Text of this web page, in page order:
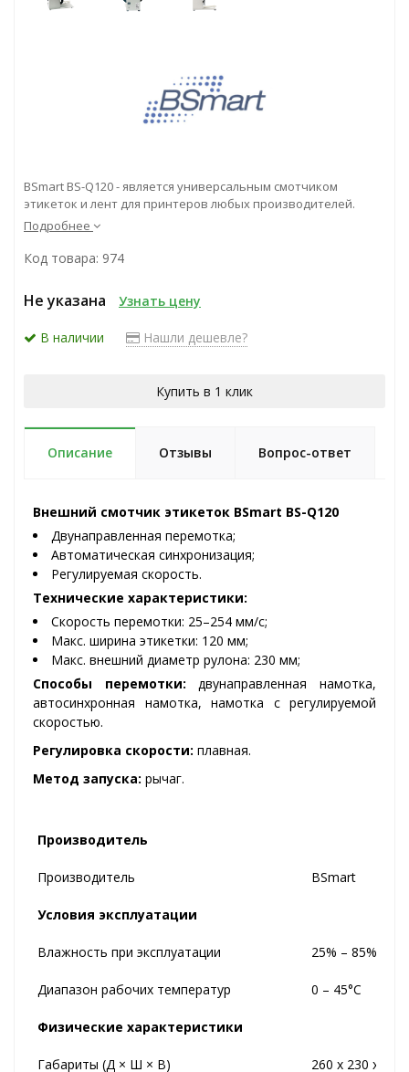
BSmart BS-Q120 - является универсальным смотчиком
этикеток и лент для принтеров любых производителей.
Подробнее
Код товара: 974
Не указана Узнать цену
В наличии Нашли дешевле?
Купить в 1 клик
Описание Отзывы Вопрос-ответ
Внешний смотчик этикеток BSmart BS-Q120
Двунаправленная перемотка;
Автоматическая синхронизация;
Регулируемая скорость.
Технические характеристики:
Скорость перемотки: 25–254 мм/с;
Макс. ширина этикетки: 120 мм;
Макс. внешний диаметр рулона: 230 мм;
Способы перемотки: двунаправленная намотка,
автосинхронная намотка, намотка с регулируемой
скоростью.
Регулировка скорости: плавная.
Метод запуска: рычаг.
Производитель
Производитель BSmart
Условия эксплуатации
Влажность при эксплуатации 25% – 85%
Диапазон рабочих температур 0 – 45°C
Физические характеристики
Габариты (Д × Ш × В) 260 x 230 x